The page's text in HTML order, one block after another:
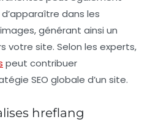
dans les
générant ainsi un
votre site. Selon les experts,
peut contribuer
SEO globale d’un site.
hreflang